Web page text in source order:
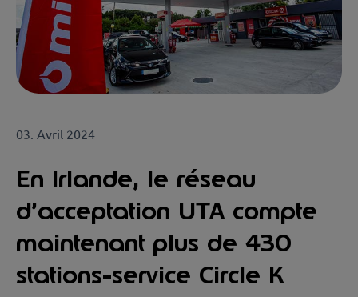
03. Avril 2024
En Irlande, le réseau
d’acceptation UTA compte
maintenant plus de 430
stations-service Circle K